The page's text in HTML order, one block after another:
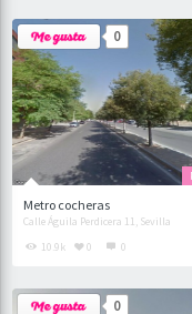
0
Metro cocheras
Calle Águila Perdicera 11, Sevilla
10.9k 0 0
0